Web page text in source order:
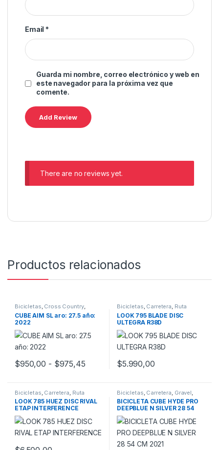
Email *
Guarda mi nombre, correo electrónico y web en
este navegador para la próxima vez que
comente.
There are no reviews yet.
Productos relacionados
Bicicletas Cross Country,
Promoción Bici ,
Promociones,Rigidas
CUBE AIM SL aro: 27.5 año:
2022
$950,00 - $975,45Rango de precios: desde $950,00
Este producto tiene múltiples variantes. Las opciones se
Bicicletas Carretera Ruta
LOOK 795 BLADE DISC
ULTEGRA R38D
$5.990,00
Bicicletas Carretera Ruta
LOOK 785 HUEZ DISC RIVAL
ETAP INTERFERENCE
Bicicletas Carretera Gravel
Promoción Bici,Promociones
Ruta
BICICLETA CUBE HYDE PRO
DEEPBLUE N SILVER 28 54
CM 2021